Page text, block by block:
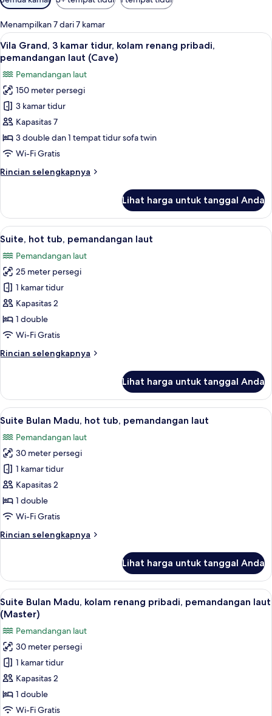
tersedia
untuk
kamar
Menampilkan 7 dari 7 kamar
Lihat
semua
foto
untuk
Vila
Grand,
3
kamar
tidur,
renang
laut
(Cave)
Vila Grand, 3 kamar tidur, kolam
26
Vila Grand, 3 kamar tidur, kolam renang pribadi,
pemandangan laut (Cave)
Pemandangan laut
150 meter persegi
3 kamar tidur
Kapasitas 7
3 double dan 1 tempat tidur sofa twin
Wi-Fi Gratis
Rincian selengkapnya
Rincian
Vila
Grand,
3
tidur,
kolam
renang
pribadi,
pemandangan
laut
(Cave)
Lihat harga untuk tanggal Anda
Lihat
semua
foto
untuk
Suite,
hot
tub,
pemandangan
Suite, hot tub, pemandangan laut |
9
Suite, hot tub, pemandangan laut
Pemandangan laut
25 meter persegi
1 kamar tidur
Kapasitas 2
1 double
Wi-Fi Gratis
Rincian selengkapnya
Rincian
Suite,
hot
tub,
laut
Lihat harga untuk tanggal Anda
Lihat
semua
foto
untuk
Suite
Bulan
Madu,
hot
pemandangan
Suite Bulan Madu, hot tub,
9
Suite Bulan Madu, hot tub, pemandangan laut
Pemandangan laut
30 meter persegi
1 kamar tidur
Kapasitas 2
1 double
Wi-Fi Gratis
Rincian selengkapnya
Rincian
Suite
Bulan
Madu,
hot
tub,
pemandangan
laut
Lihat harga untuk tanggal Anda
Lihat
semua
foto
untuk
Suite
Bulan
Madu,
kolam
renang
Suite Bulan Madu, kolam renang
15
Suite Bulan Madu, kolam renang pribadi, pemandangan laut
(Master)
Pemandangan laut
30 meter persegi
1 kamar tidur
Kapasitas 2
1 double
Wi-Fi Gratis